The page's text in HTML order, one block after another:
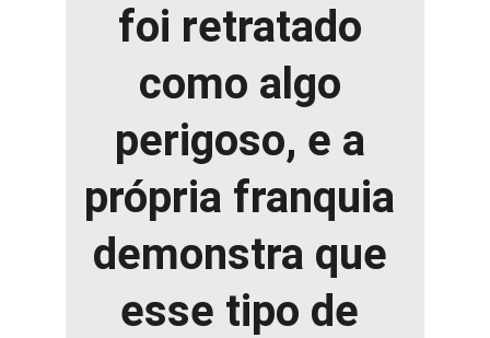
foi retratado
como algo
perigoso, e a
própria franquia
demonstra que
esse tipo de